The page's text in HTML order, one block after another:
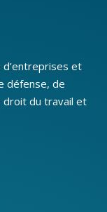
d’entreprises et
défense, de
droit du travail et